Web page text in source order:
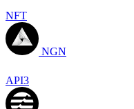
NFT
NGN
API3